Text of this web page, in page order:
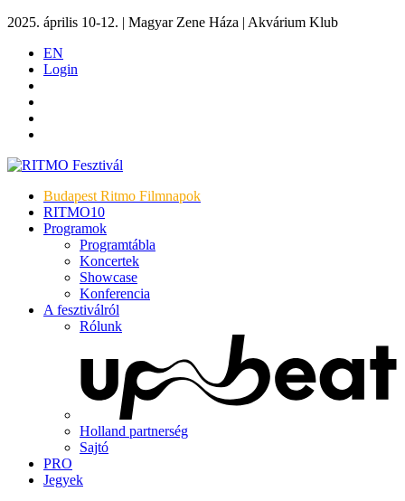
2025. április 10-12. | Magyar Zene Háza | Akvárium Klub
EN
Login
Budapest Ritmo Filmnapok
RITMO10
Programok
Programtábla
Koncertek
Showcase
Konferencia
A fesztiválról
Rólunk
Holland partnerség
Sajtó
PRO
Jegyek